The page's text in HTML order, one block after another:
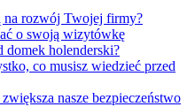
na rozwój Twojej firmy?
o swoją wizytówkę
domek holenderski?
co musisz wiedzieć przed
nasze bezpieczeństwo